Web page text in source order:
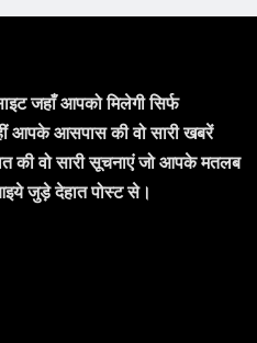
जहाँ आपको मिलेगी सिर्फ
आपके आसपास की वो सारी खबरें
की वो सारी सूचनाएं जो आपके मतलब
जुड़े देहात पोस्ट से।